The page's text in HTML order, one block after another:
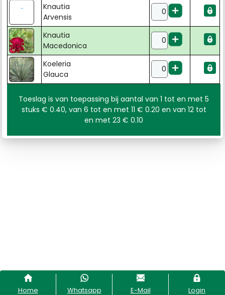
Knautia
Arvensis
Knautia
Macedonica
Koeleria
Glauca
Toeslag is van toepassing bij aantal van 1 tot en met 5
stuks € 0.40, van 6 tot en met 11 € 0.20 en van 12 tot
en met 23 € 0.10
Home Whatsapp E-Mail Login